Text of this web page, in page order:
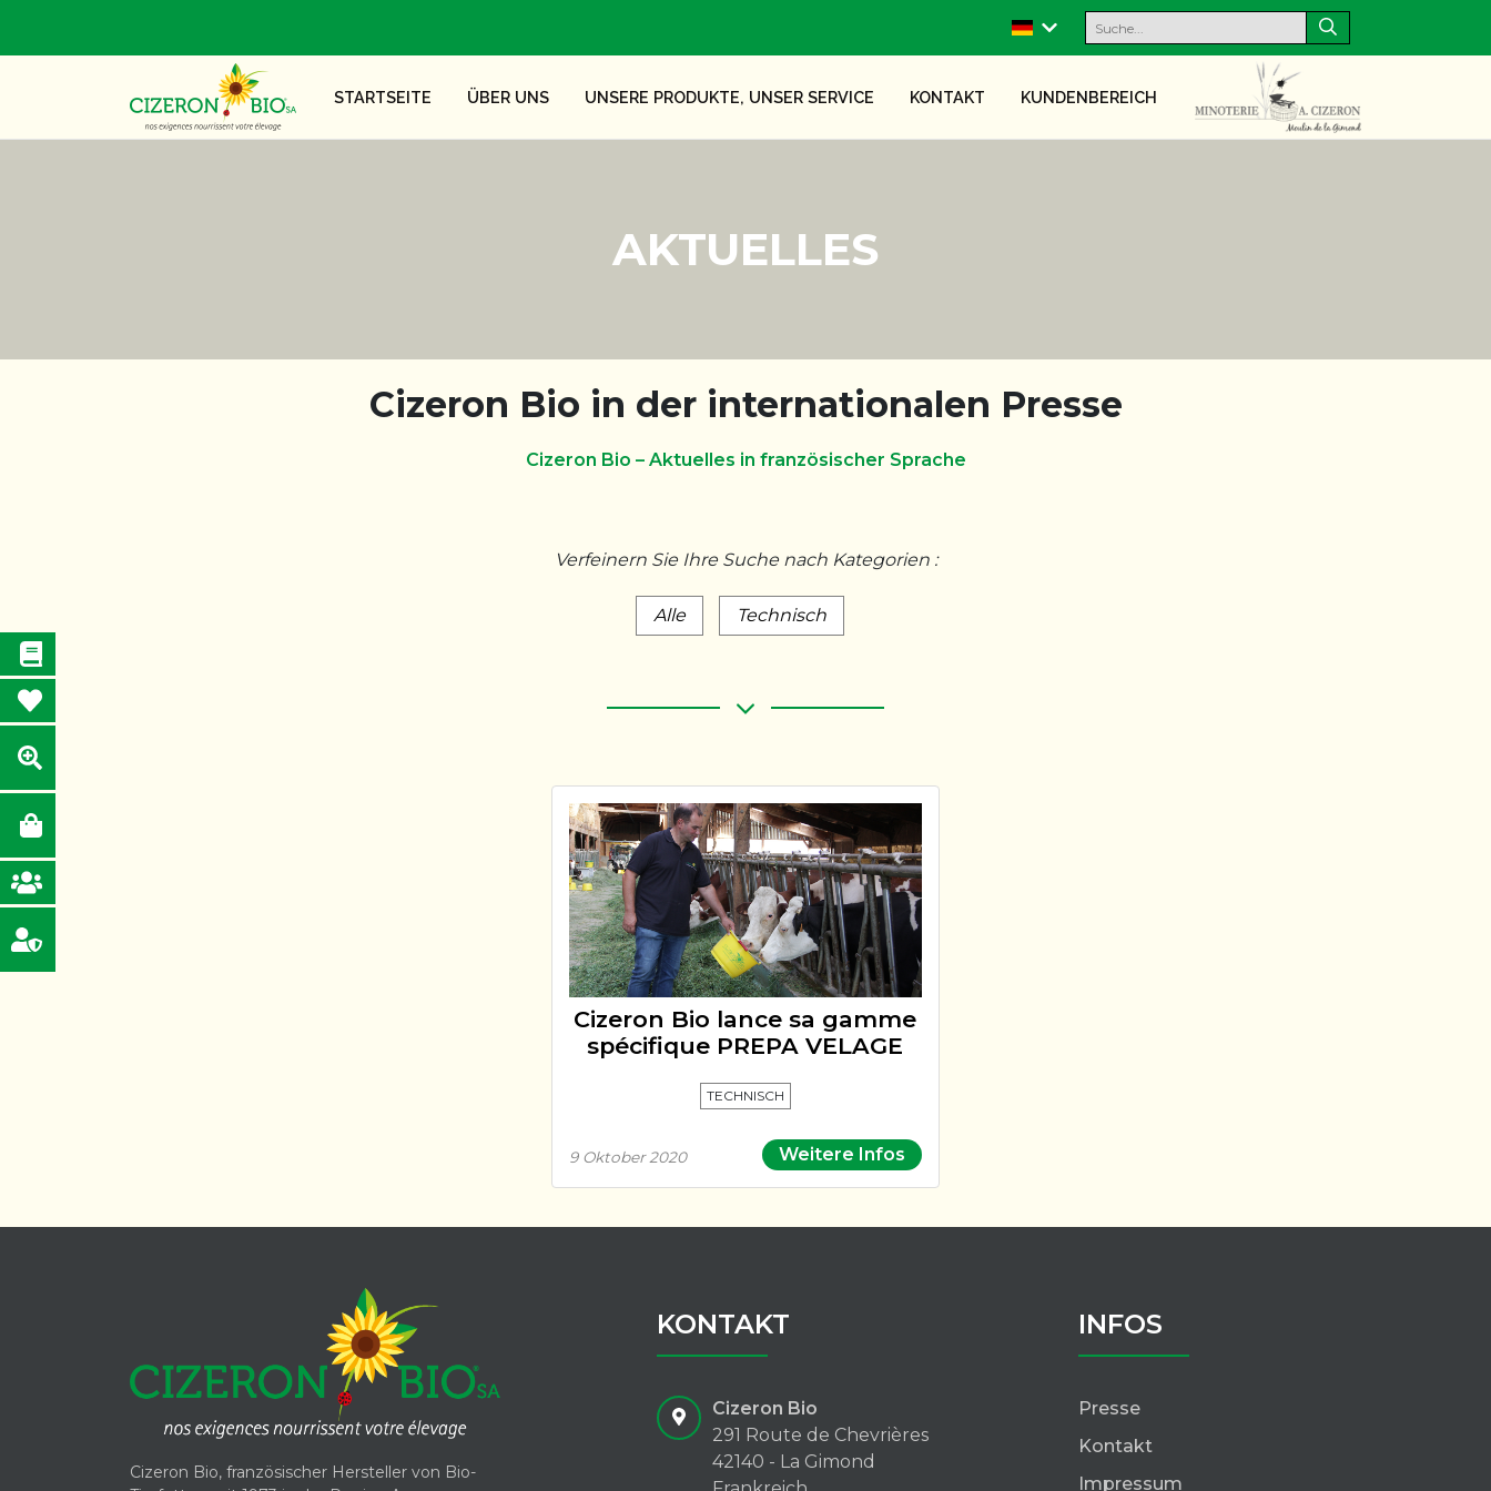
STARTSEITE ÜBER UNS UNSERE PRODUKTE, UNSER SERVICE KONTAKT KUNDENBEREICH
AKTUELLES
Cizeron Bio in der internationalen Presse
Cizeron Bio – Aktuelles in französischer Sprache
Verfeinern Sie Ihre Suche nach Kategorien :
Alle Technisch
Cizeron Bio lance sa gamme
spécifique PREPA VELAGE
TECHNISCH
9 Oktober 2020 Weitere Infos
Cizeron Bio, französischer Hersteller von Bio-
KONTAKT
Cizeron Bio
291 Route de Chevrières
42140 - La Gimond
INFOS
Presse
Kontakt
Impressum